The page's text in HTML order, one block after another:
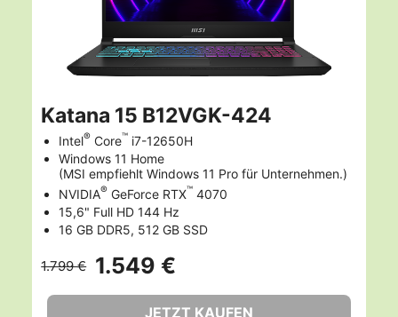
Katana 15 B12VGK-424
Intel® Core™ i7-12650H
Windows 11 Home
(MSI empfiehlt Windows 11 Pro für Unternehmen.)
NVIDIA® GeForce RTX™ 4070
15,6" Full HD 144 Hz
16 GB DDR5, 512 GB SSD
1.799 € 1.549 €
JETZT KAUFEN